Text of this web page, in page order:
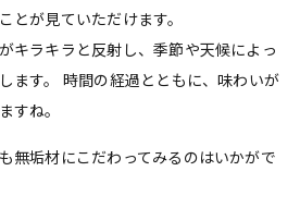
とが見ていただけます。
キラキラと反射し、季節や天候によっ
ます。 時間の経過とともに、味わいが
すね。
無垢材にこだわってみるのはいかがで